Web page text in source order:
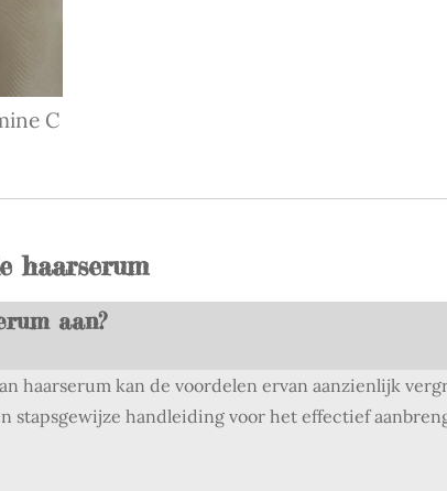
C
haarserum
aan?
haarserum kan de voordelen ervan aanzienlijk
stapsgewijze handleiding voor het effectief